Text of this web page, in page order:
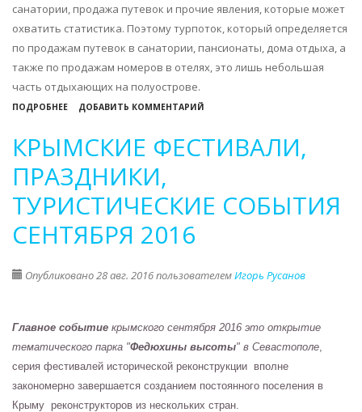
санатории, продажа путевок и прочие явления, которые может
охватить статистика. Поэтому турпоток, который определяется
по продажам путевок в санатории, пансионаты, дома отдыха, а
также по продажам номеров в отелях, это лишь небольшая
часть отдыхающих на полуострове.
ПОДРОБНЕЕ
КРЫМА
2015-
2016:
ЦЕНЫ,
ГОСТИНИЧНЫЕ
ДОБАВИТЬ КОММЕНТАРИЙ
КРЫМСКИЕ ФЕСТИВАЛИ,
ПРАЗДНИКИ,
ТУРИСТИЧЕСКИЕ СОБЫТИЯ
СЕНТЯБРЯ 2016
Опубликовано 28 авг. 2016 пользователемИгорь Русанов
Главное событие крымского сентября 2016 это открытие
тематического парка "Федюхины высоты" в Севастополе
серия фестивалей исторической реконструкции вполне
закономерно завершается созданием постоянного поселения в
Крыму реконструкторов из нескольких стран.